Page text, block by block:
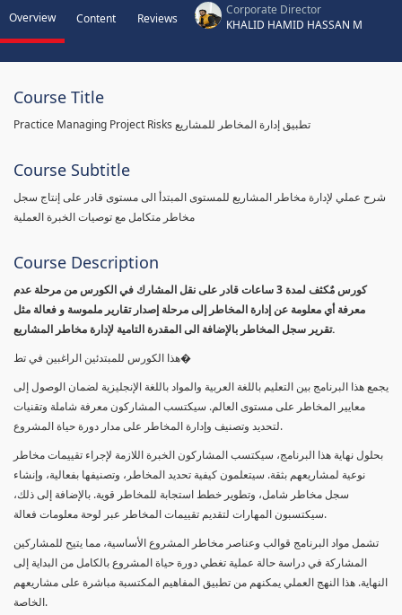
Overview Content Reviews
Corporate Director
KHALID HAMID HASSAN M
Course Title
Practice Managing Project Risks تطبيق إدارة المخاطر للمشاريع
Course Subtitle
شرح عملي لإدارة مخاطر المشاريع للمستوى المبتدأ الى مستوى قادر على إنتاج سجل
مخاطر متكامل مع توصيات الخبرة العملية
Course Description
كورس مٌكثف لمدة 3 ساعات قادر على نقل المشارك في الكورس من مرحلة عدم
معرفة أي معلومة عن إدارة المخاطر إلى مرحلة إصدار تقارير ملموسة و فعالة مثل
تقرير سجل المخاطر بالإضافة الى المقدرة التامية لإدارة مخاطر المشاريع.
هذا الكورس للمبتدئين الراغبين في تط�
يجمع هذا البرنامج بين التعليم باللغة العربية والمواد باللغة الإنجليزية لضمان الوصول إلى
معايير المخاطر على مستوى العالم. سيكتسب المشاركون معرفة شاملة وتقنيات
لتحديد وتصنيف وإدارة المخاطر على مدار دورة حياة المشروع.
بحلول نهاية هذا البرنامج، سيكتسب المشاركون الخبرة اللازمة لإجراء تقييمات مخاطر
نوعية لمشاريعهم بثقة. سيتعلمون كيفية تحديد المخاطر، وتصنيفها بفعالية، وإنشاء
سجل مخاطر شامل، وتطوير خطط استجابة للمخاطر قوية. بالإضافة إلى ذلك،
سيكتسبون المهارات لتقديم تقييمات المخاطر عبر لوحة معلومات فعالة.
تشمل مواد البرنامج قوالب وعناصر مخاطر المشروع الأساسية، مما يتيح للمشاركين
المشاركة في دراسة حالة عملية تغطي دورة حياة المشروع بالكامل من البداية إلى
النهاية. هذا النهج العملي يمكنهم من تطبيق المفاهيم المكتسبة مباشرة على مشاريعهم
الخاصة.